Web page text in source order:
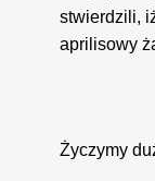
stwierdzili,
aprilisowy
Życzymy